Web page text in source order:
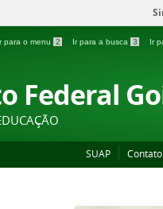
para o menu 2 Ir para a busca 3 Ir
Federal
SUAP Contato